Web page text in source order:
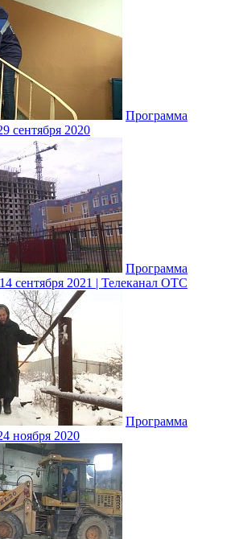
Программа
сентября 2020
Программа
сентября 2021 | Телеканал ОТС
Программа
ноября 2020